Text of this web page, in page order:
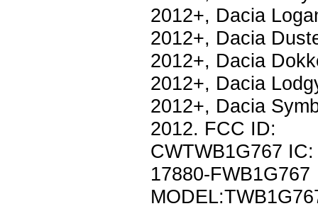
2012+, Dacia
2012+, Dacia
2012+, Dacia
2012+, Dacia
2012+, Dacia
2012. FCC ID:
CWTWB1G767 IC:
17880-FWB1G767